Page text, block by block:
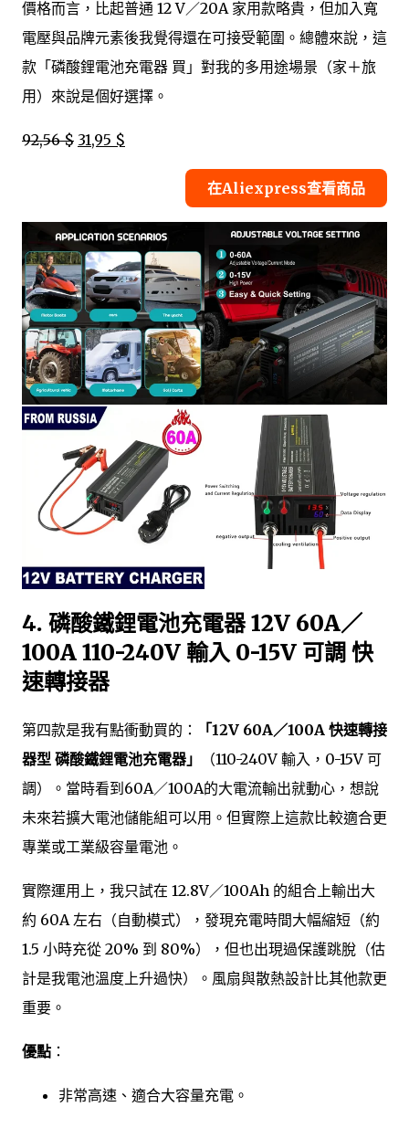
價格而言，比起普通 12 V／20A 家用款略貴，但加入寬
電壓與品牌元素後我覺得還在可接受範圍。總體來說，這
款「磷酸鋰電池充電器 買」對我的多用途場景（家＋旅
用）來說是個好選擇。
92,56 $ 31,95 $
在Aliexpress查看商品
4. 磷酸鐵鋰電池充電器 12V 60A／
100A 110-240V 輸入 0-15V 可調 快
速轉接器
第四款是我有點衝動買的：
「12V 60A／100A 快速轉接
器型 磷酸鐵鋰電池充電器」
（110-240V 輸入，0-15V 可
調）。當時看到60A／100A的大電流輸出就動心，想說
未來若擴大電池儲能組可以用。但實際上這款比較適合更
專業或工業級容量電池。
實際運用上，我只試在 12.8V／100Ah 的組合上輸出大
約 60A 左右（自動模式），發現充電時間大幅縮短（約
1.5 小時充從 20% 到 80%），但也出現過保護跳脫（估
計是我電池溫度上升過快）。風扇與散熱設計比其他款更
重要。
優點 ：
非常高速、適合大容量充電。